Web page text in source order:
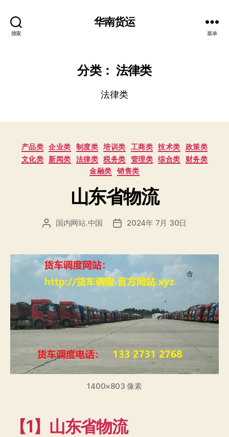
搜索
华南货运
菜单
分类： 法律类
法律类
分
类
产品类 企业类 制度类 培训类 工商类 技术类
政策类
文化类
新闻类 法律类 税务类 管理类 综合类
财务类
金融类
销售类
山东省物流
文
者
国内网站.中国
发
期
2024年 7月 30日
1400×803 像素
【1】山东省物流